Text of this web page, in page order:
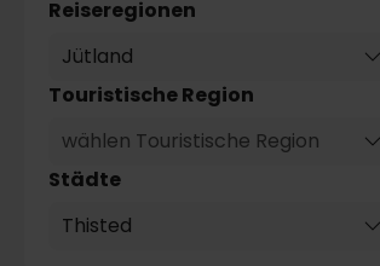
Reiseregionen
Jütland
Touristische Region
wählen Touristische Region
Städte
Thisted